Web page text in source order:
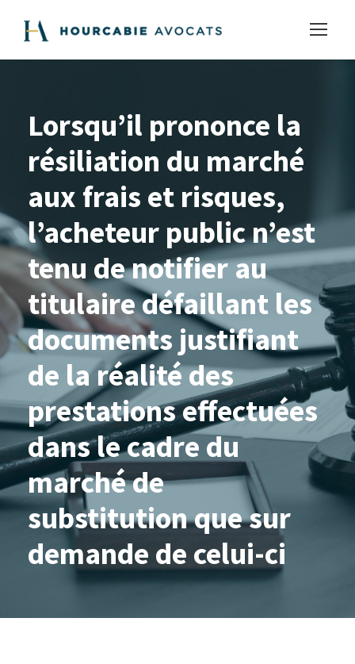
Lorsqu’il prononce la
résiliation du marché
aux frais et risques,
l’acheteur public n’est
tenu de notifier au
titulaire défaillant les
documents justifiant
de la réalité des
prestations effectuées
dans le cadre du
marché de
substitution que sur
demande de celui-ci